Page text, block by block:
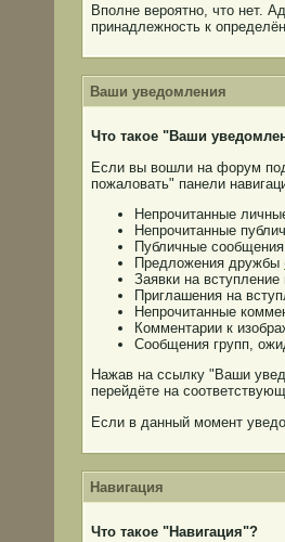
Вполне вероятно, что нет.
принадлежность к
Ваши уведомления
Что такое "Ваши
Если вы вошли на форум
пожаловать" панели
Непрочитанные
Непрочитанные
Публичные
Предложения дружбы
Заявки на
Приглашения на
Непрочитанные
Комментарии к
Сообщения групп,
Нажав на ссылку "Ваши
перейдёте на
Если в данный момент
Навигация
Что такое "Навигация"?